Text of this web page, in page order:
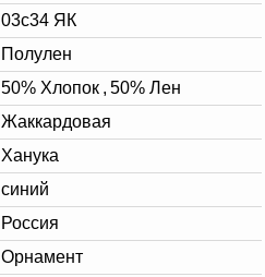
03с34 ЯК
Полулен
50% Хлопок , 50% Лен
Жаккардовая
Ханука
синий
Россия
Орнамент